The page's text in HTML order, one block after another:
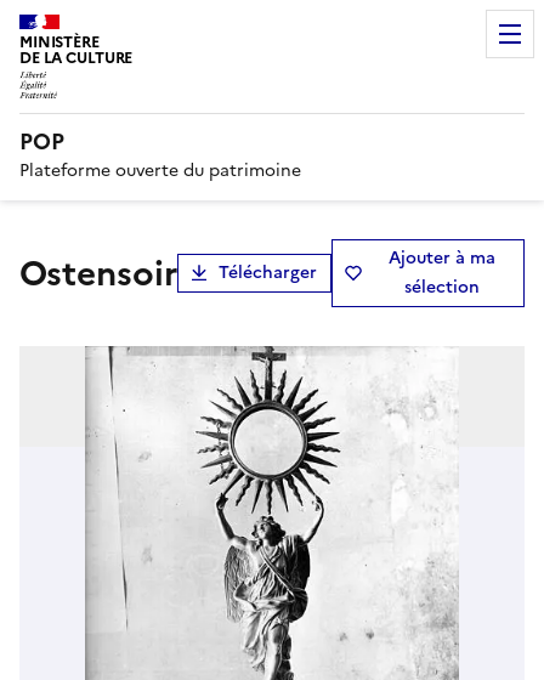
MINISTÈRE
DE LA CULTURE
POP
Plateforme ouverte du patrimoine
Ostensoir Télécharger
Ajouter à ma
sélection